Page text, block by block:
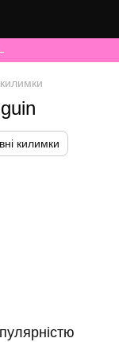
килимки